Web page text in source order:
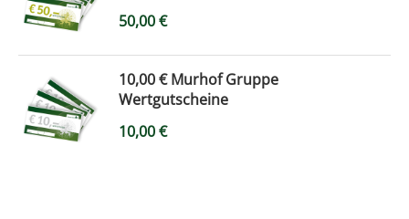
50,00€
10,00 € Murhof Gruppe
Wertgutscheine
10,00€